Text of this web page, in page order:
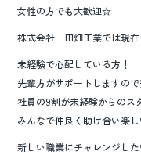
女性の方でも大歓迎☆
株式会社 田畑工業では現在
未経験で心配している方！
先輩方がサポートしますの
社員の9割が未経験からの
みんなで仲良く助け合い楽
新しい職業にチャレンジした